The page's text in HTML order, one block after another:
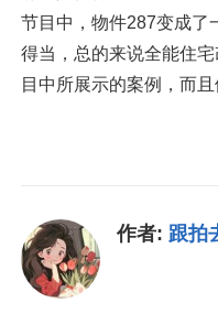
节目中，物件287变成了
得当，总的来说全能住
目中所展示的案例，而且
作者: 跟拍